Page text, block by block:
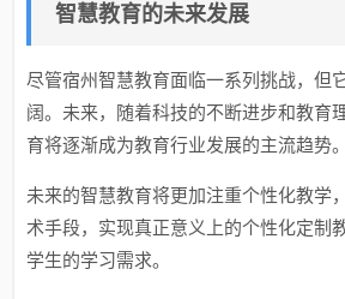
智慧教育的未来发展
尽管宿州智慧教育面临一系列挑战，但
阔。未来，随着科技的不断进步和教育
育将逐渐成为教育行业发展的主流趋势。
未来的智慧教育将更加注重个性化教学
术手段，实现真正意义上的个性化定制
学生的学习需求。